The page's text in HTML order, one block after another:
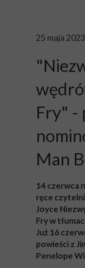
25 maja 2023
Fry" -
Man
14 czerwca
ręce
Joyce
Fry w
Już 16
powieści z
Penelope